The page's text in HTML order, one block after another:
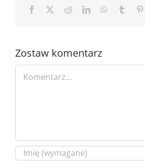
Facebook RedditLinkedInWhatsApp
Tumblr
Zostaw komentarz
Comment